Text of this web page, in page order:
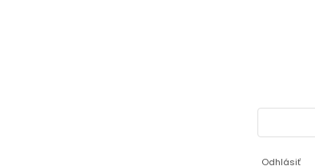
Odhlásiť